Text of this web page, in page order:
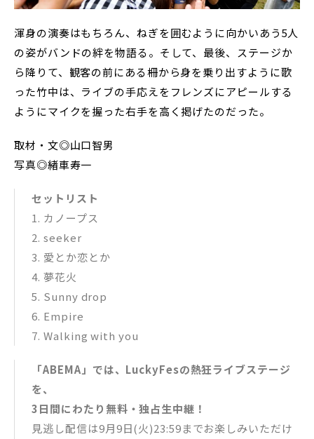
渾身の演奏はもちろん、ねぎを囲むように向かいあう5人
の姿がバンドの絆を物語る。そして、最後、ステージか
ら降りて、観客の前にある柵から身を乗り出すように歌
った竹中は、ライブの手応えをフレンズにアピールする
ようにマイクを握った右手を高く掲げたのだった。
取材・文◎山口智男
写真◎緖車寿一
セットリスト
1​. カノープス
2​. seeker
3​. 愛とか恋とか
4​. 夢花火
5​. Sunny drop
6​. Empire
7​. Walking with you
「ABEMA」では、LuckyFesの熱狂ライブステージ
を、
3日間にわたり無料・独占生中継！
見逃し配信は9月9日(火)23:59までお楽しみいただけ